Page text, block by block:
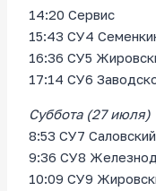
14:20 Сервис
15:43 СУ4
16:36 СУ5
17:14 СУ6
Суббота (27 июля)
8:53 СУ7
9:36 СУ8
10:09 СУ9